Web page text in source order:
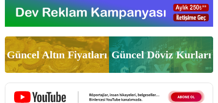
Güncel Altın Fiyatları Güncel Döviz Kurları